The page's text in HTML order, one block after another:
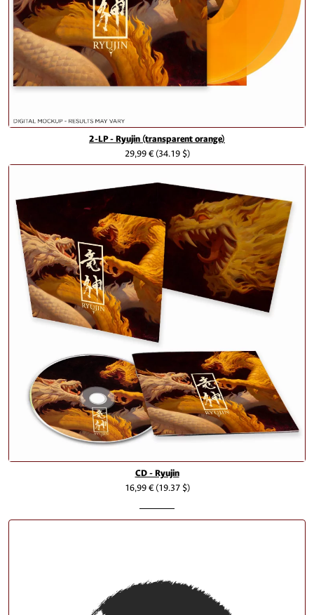
2-LP - Ryujin (transparent orange)
29,99 €(34.19 $)
CD - Ryujin
16,99 €(19.37 $)